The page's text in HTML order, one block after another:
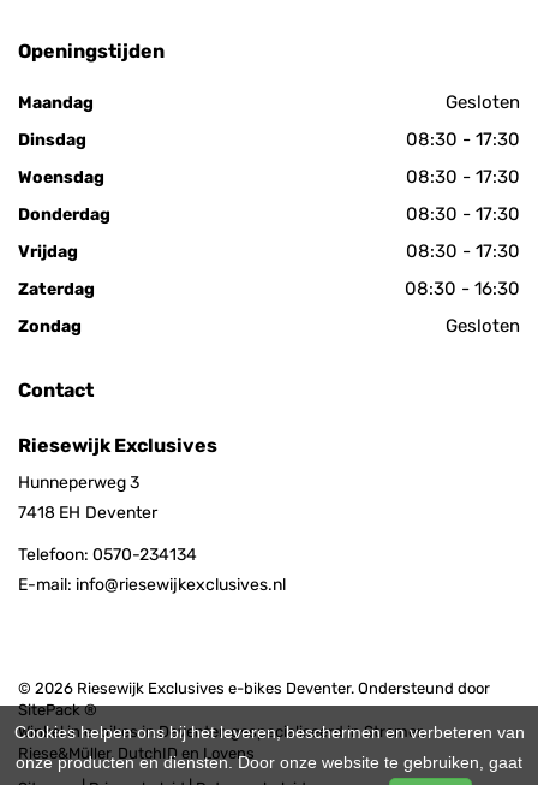
Openingstijden
Maandag Gesloten
Dinsdag 08:30 - 17:30
Woensdag 08:30 - 17:30
Donderdag 08:30 - 17:30
Vrijdag 08:30 - 17:30
Zaterdag 08:30 - 16:30
Zondag Gesloten
Contact
Riesewijk Exclusives
Hunneperweg 3
7418 EH Deventer
Telefoon: 0570-234134
E-mail: info@riesewijkexclusives.nl
© 2026 Riesewijk Exclusives e-bikes Deventer. Ondersteund door
SitePack ®
Winkel in e-bikes in Deventer, gespecialiseerd in Stromer,
Riese&Müller, DutchID en Lovens
Cookies helpen ons bij het leveren, beschermen en verbeteren van
onze producten en diensten. Door onze website te gebruiken, gaat